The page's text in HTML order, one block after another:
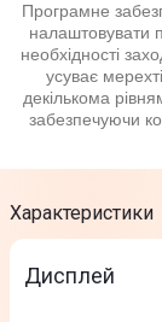
Програмне
налаштовувати
необхідності
усуває
декількома
забезпечуючи
Характеристики
Дисплей